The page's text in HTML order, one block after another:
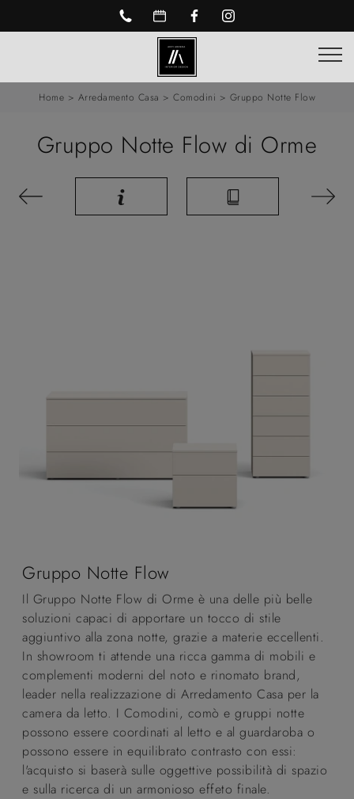
Home > Arredamento Casa > Comodini > Gruppo Notte Flow
Gruppo Notte Flow di Orme
Gruppo Notte Flow
Il Gruppo Notte Flow di Orme è una delle più belle
soluzioni capaci di apportare un tocco di stile
aggiuntivo alla zona notte, grazie a materie eccellenti.
In showroom ti attende una ricca gamma di mobili e
complementi moderni del noto e rinomato brand,
leader nella realizzazione di Arredamento Casa per la
camera da letto. I Comodini, comò e gruppi notte
possono essere coordinati al letto e al guardaroba o
possono essere in equilibrato contrasto con essi:
l'acquisto si baserà sulle oggettive possibilità di spazio
e sulla ricerca di un armonioso effeto finale.